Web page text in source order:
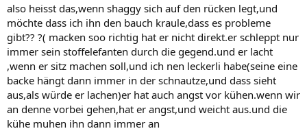
also heisst das,wenn shaggy sich auf den rücken legt,und
möchte dass ich ihn den bauch kraule,dass es probleme
gibt?? ?( macken soo richtig hat er nicht direkt.er schleppt nur
immer sein stoffelefanten durch die gegend.und er lacht
,wenn er sitz machen soll,und ich nen leckerli habe(seine eine
backe hängt dann immer in der schnautze,und dass sieht
aus,als würde er lachen)er hat auch angst vor kühen.wenn wir
an denne vorbei gehen,hat er angst,und weicht aus.und die
kühe muhen ihn dann immer an